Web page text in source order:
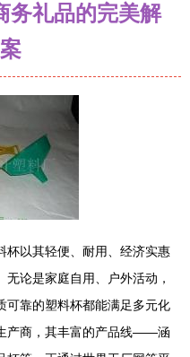
务礼品的完美解
杯以其轻便、耐用、经济实惠
论是家庭自用、户外活动，
可靠的塑料杯都能满足多元化
产商，其丰富的产品线——涵